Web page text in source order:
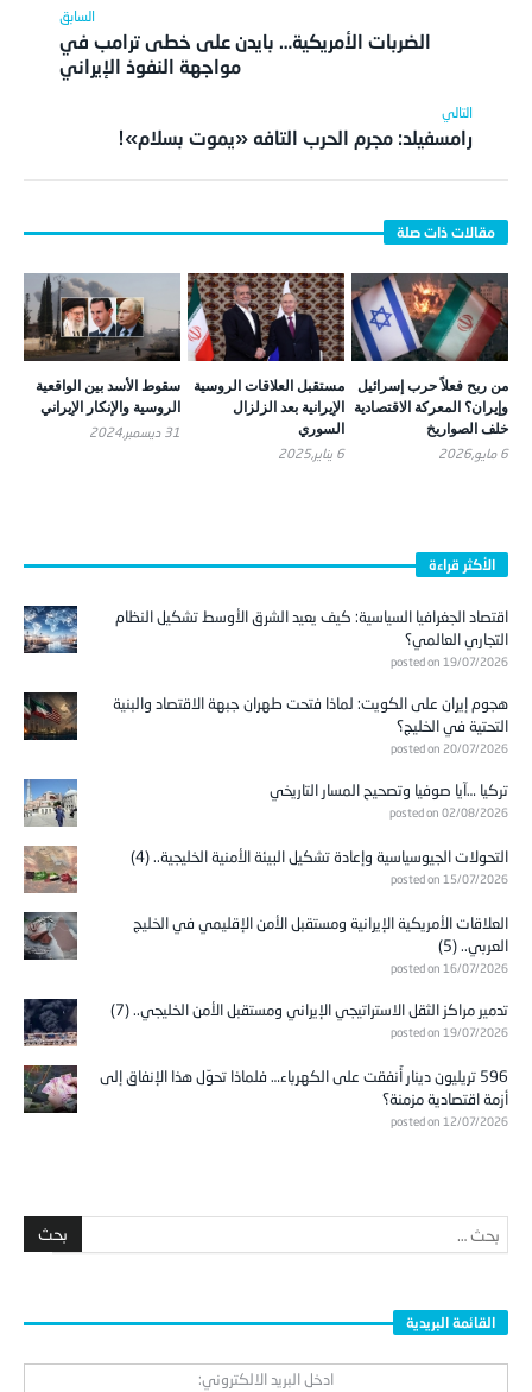
الضربات الأمريكية… بايدن على خطى ترامب في
مواجهة النفوذ الإيراني
رامسفيلد: مجرم الحرب التافه «يموت بسلام»!
من ربح فعلاً حرب إسرائيل
وإيران؟ المعركة الاقتصادية
خلف الصواريخ
6 مايو,2026
مستقبل العلاقات الروسية
الإيرانية بعد الزلزال
السوري
6 يناير,2025
سقوط الأسد بين الواقعية
الروسية والإنكار الإيراني
31 ديسمبر,2024
الأكثر قراءة
اقتصاد الجغرافيا السياسية: كيف يعيد الشرق الأوسط تشكيل النظام
التجاري العالمي؟
posted on 19/07/2026
هجوم إيران على الكويت: لماذا فتحت طهران جبهة الاقتصاد والبنية
التحتية في الخليج؟
posted on 20/07/2026
تركيا …آيا صوفيا وتصحيح المسار التاريخي
posted on 02/08/2026
التحولات الجيوسياسية وإعادة تشكيل البيئة الأمنية الخليجية.. (4)
posted on 15/07/2026
العلاقات الأمريكية الإيرانية ومستقبل الأمن الإقليمي في الخليج
العربي.. (5)
posted on 16/07/2026
تدمير مراكز الثقل الاستراتيجي الإيراني ومستقبل الأمن الخليجي.. (7)
posted on 19/07/2026
596 تريليون دينار أُنفقت على الكهرباء… فلماذا تحوّل هذا الإنفاق إلى
أزمة اقتصادية مزمنة؟
posted on 12/07/2026
القائمة البريدية
ادخل البريد الالكتروني: